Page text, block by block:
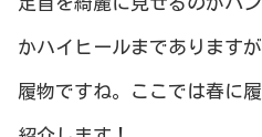
かハイヒールまであります
履物ですね。ここでは春に